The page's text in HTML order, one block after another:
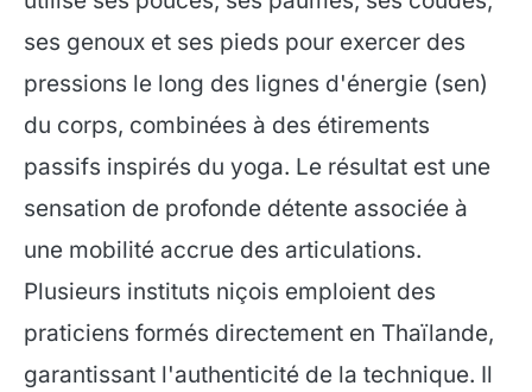
ses genoux et ses pieds pour exercer des
pressions le long des lignes d'énergie (sen)
du corps, combinées à des étirements
passifs inspirés du yoga. Le résultat est une
sensation de profonde détente associée à
une mobilité accrue des articulations.
Plusieurs instituts niçois emploient des
praticiens formés directement en Thaïlande,
garantissant l'authenticité de la technique. Il